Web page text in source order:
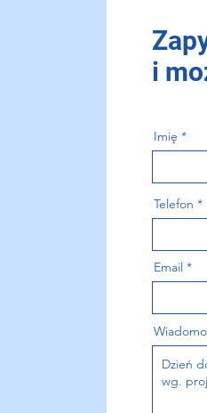
i
Imię
Telefon
Email